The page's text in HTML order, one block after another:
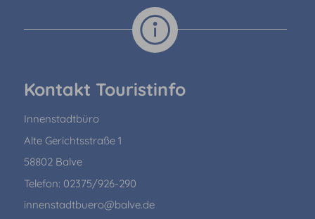
Kontakt Touristinfo
Innenstadtbüro
Alte Gerichtsstraße 1
58802 Balve
Telefon: 02375/926-290
innenstadtbuero@balve.de